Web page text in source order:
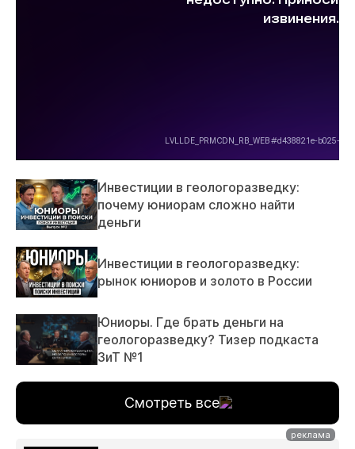
Инвестиции в геологоразведку:
почему юниорам сложно найти
деньги
Инвестиции в геологоразведку:
рынок юниоров и золото в России
Юниоры. Где брать деньги на
геологоразведку? Тизер подкаста
ЗиТ №1
Смотреть все